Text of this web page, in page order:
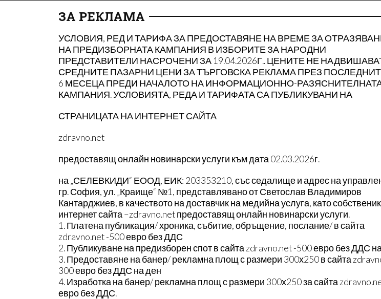
ОЩЕ
ЗА РЕКЛАМА
УСЛОВИЯ, РЕД И ТАРИФА ЗА ПРЕДОСТАВЯНЕ НА ВРЕМЕ ЗА
НА ПРЕДИЗБОРНАТА КАМПАНИЯ В ИЗБОРИТЕ ЗА НАРОДНИ
ПРЕДСТАВИТЕЛИ НАСРОЧЕНИ ЗА 19.04.2026Г.. ЦЕНИТЕ НЕ
СРЕДНИТЕ ПАЗАРНИ ЦЕНИ ЗА ТЪРГОВСКА РЕКЛАМА ПРЕЗ
6 МЕСЕЦА ПРЕДИ НАЧАЛОТО НА ИНФОРМАЦИОННО-
КАМПАНИЯ. УСЛОВИЯТА, РЕДА И ТАРИФАТА СА ПУБЛИКУВАНИ НА
СТРАНИЦАТА НА ИНТЕРНЕТ САЙТА
zdravno.net
предоставящ онлайн новинарски услуги към дата 02.03.2026г.
на „СЕЛЕВКИДИ“ ЕООД, ЕИК: 203353210, със седалище и адрес на
гр. София, ул. „Краище“ №1, представлявано от Светослав Владимиров
Кантарджиев, в качеството на доставчик на медийна услуга, като
интернет сайта –zdravno.net предоставящ онлайн новинарски услуги.
1. Платена публикация/ хроника, събитие, обръщение, послание/ в сайта
zdravno.net -500 евро без ДДС
2. Публикуване на предизборен спот в сайта zdravno.net -500 евро без ДДС
3. Предоставяне на банер/ рекламна площ с размери 300х250 в сайта
300 евро без ДДС на ден
4. Изработка на банер/ рекламна площ с размери 300х250 за сайта
евро без ДДС.